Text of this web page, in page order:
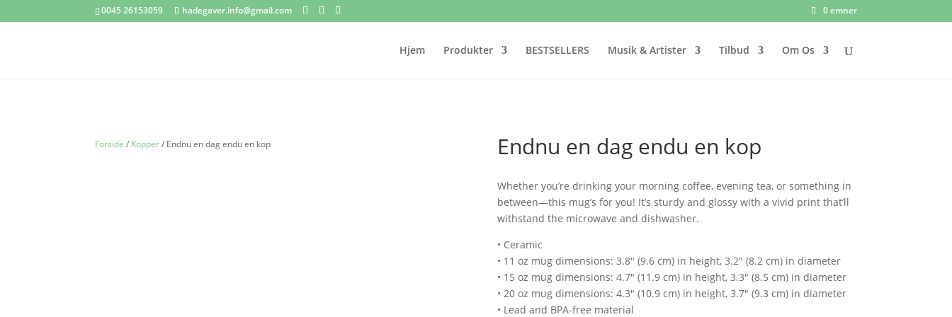
0045 26153059 hadegaver.info@gmail.com 0 emner
Hjem Produkter BESTSELLERS Musik & Artister Tilbud Om Os
Forside / Kopper/ Endnu en dag endu en kop Endnu en dag endu en kop
Whether you’re drinking your morning coffee, evening tea, or something in
between—this mug’s for you! It’s sturdy and glossy with a vivid print that’ll
withstand the microwave and dishwasher.
• Ceramic
• 11 oz mug dimensions: 3.8″ (9.6 cm) in height, 3.2″ (8.2 cm) in diameter
• 15 oz mug dimensions: 4.7″ (11.9 cm) in height, 3.3″ (8.5 cm) in diameter
• 20 oz mug dimensions: 4.3″ (10.9 cm) in height, 3.7″ (9.3 cm) in diameter
• Lead and BPA-free material